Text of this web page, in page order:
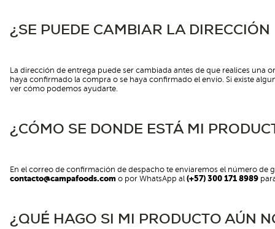
¿SE PUEDE CAMBIAR LA DIRECCIÓN
La dirección de entrega puede ser cambiada antes de que realices
haya confirmado la compra o se haya confirmado el envío. Si existe
ver cómo podemos ayudarte.
¿CÓMO SE DONDE ESTÁ MI
En el correo de confirmación de despacho te enviaremos el número de
contacto@campafoods.com o por WhatsApp al (+57) 300 171 8989
¿QUÉ HAGO SI MI PRODUCTO AÚN